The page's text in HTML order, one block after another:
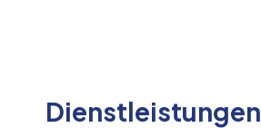
Dienstleistungen